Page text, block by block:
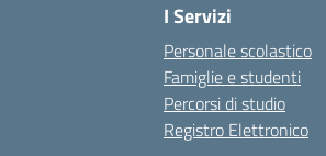
I Servizi
Personale scolastico
Famiglie e studenti
Percorsi di studio
Registro Elettronico